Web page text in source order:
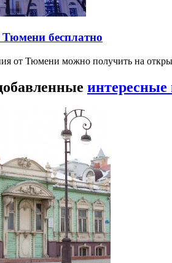
Тюмени бесплатно
от Тюмени можно получить на
интересные